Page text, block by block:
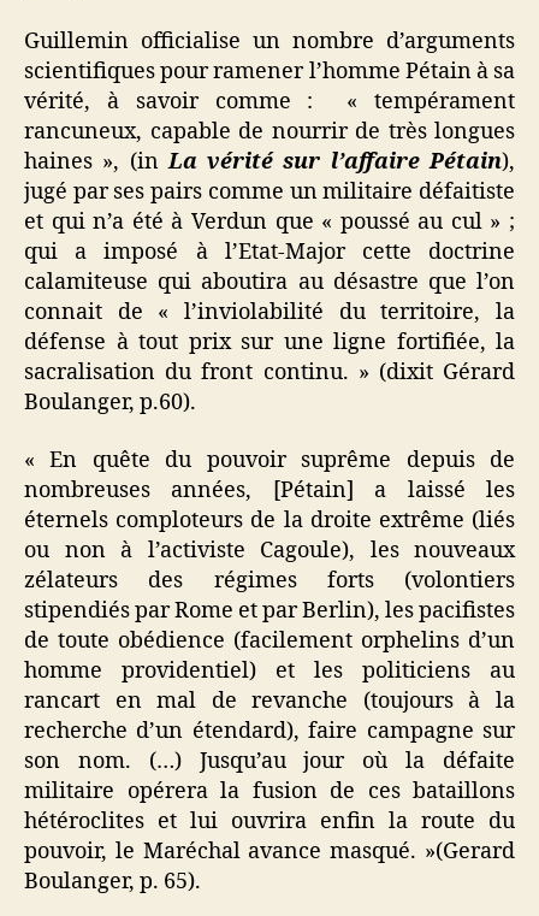
Guillemin officialise un nombre d’arguments
scientifiques pour ramener l’homme Pétain à sa
vérité, à savoir comme : « tempérament
rancuneux, capable de nourrir de très longues
haines », (inLa vérité sur l’affaire Pétain),
jugé par ses pairs comme un militaire défaitiste
et qui n’a été à Verdun que « poussé au cul » ;
qui a imposé à l’Etat-Major cette doctrine
calamiteuse qui aboutira au désastre que l’on
connait de « l’inviolabilité du territoire, la
défense à tout prix sur une ligne fortifiée, la
sacralisation du front continu. » (dixit Gérard
Boulanger, p.60).
« En quête du pouvoir suprême depuis de
nombreuses années, [Pétain] a laissé les
éternels comploteurs de la droite extrême (liés
ou non à l’activiste Cagoule), les nouveaux
zélateurs des régimes forts (volontiers
stipendiés par Rome et par Berlin), les pacifistes
de toute obédience (facilement orphelins d’un
homme providentiel) et les politiciens au
rancart en mal de revanche (toujours à la
recherche d’un étendard), faire campagne sur
son nom. (…) Jusqu’au jour où la défaite
militaire opérera la fusion de ces bataillons
hétéroclites et lui ouvrira enfin la route du
pouvoir, le Maréchal avance masqué. »(Gerard
Boulanger, p. 65).